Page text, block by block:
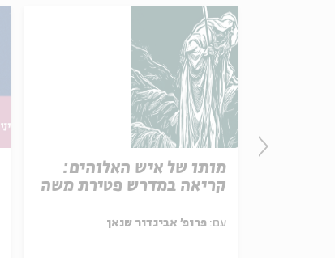
מותו של איש האלוהים:
קריאה במדרש פטירת משה
עם: